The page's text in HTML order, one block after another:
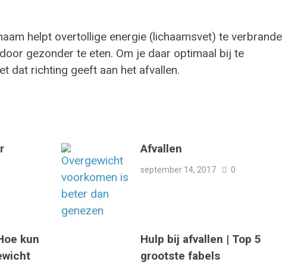
helpt overtollige energie (lichaamsvet) te
gezonder te eten. Om je daar optimaal bij te
dat richting geeft aan het afvallen.
Afvallen
september 14, 2017 0
kun
Hulp bij afvallen | Top 5
grootste fabels